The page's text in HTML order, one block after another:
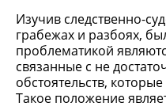
Изучив следственно-
грабежах и разбоях,
проблематикой
связанные с не
обстоятельств,
Такое положение